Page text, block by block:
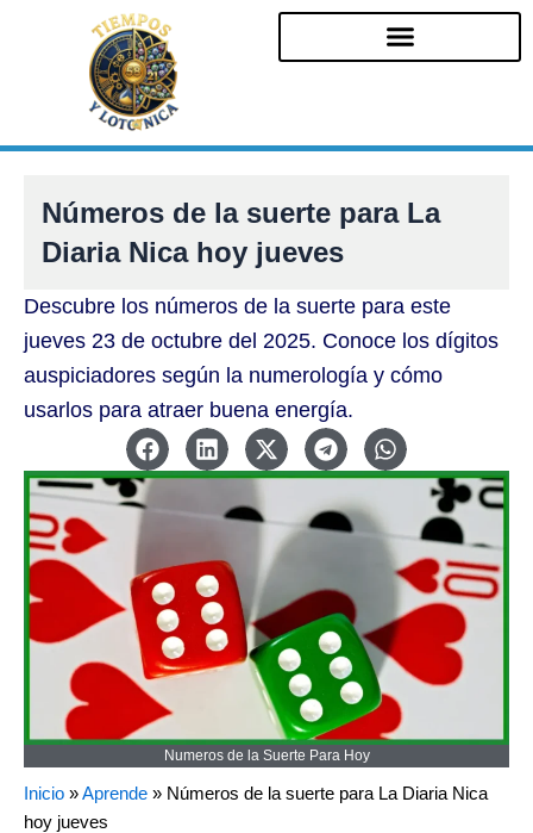
Números de la suerte para La
Diaria Nica hoy jueves
Descubre los números de la suerte para este
jueves 23 de octubre del 2025. Conoce los dígitos
auspiciadores según la numerología y cómo
usarlos para atraer buena energía.
Numeros de la Suerte Para Hoy
Inicio »Aprende » Números de la suerte para La Diaria Nica
hoy jueves